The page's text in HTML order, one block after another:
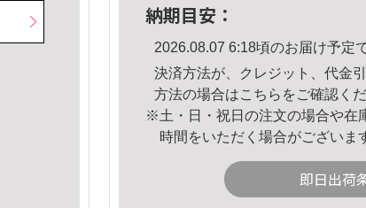
納期目安：
2026.08.07 6:18頃のお届け予定で
決済方法が、クレジット、代金
方法の場合はこちら をご確認くだ
※土・日・祝日の注文の場合や在
時間をいただく場合がございま
即日出荷